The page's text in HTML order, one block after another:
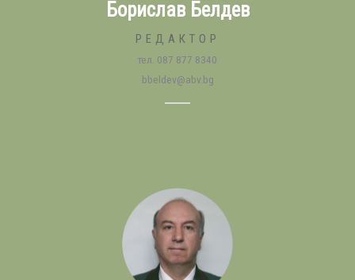
Борислав Белдев
РЕДАКТОР
тел. 087 877 8340
bbeldev@abv.bg